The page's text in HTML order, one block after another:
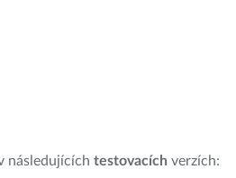
následujících testovacích verzích: